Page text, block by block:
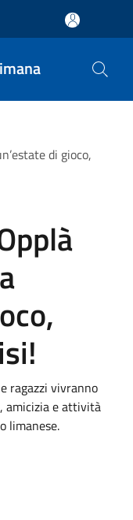
di gioco,
ragazzi vivranno
amicizia e attività
limanese.